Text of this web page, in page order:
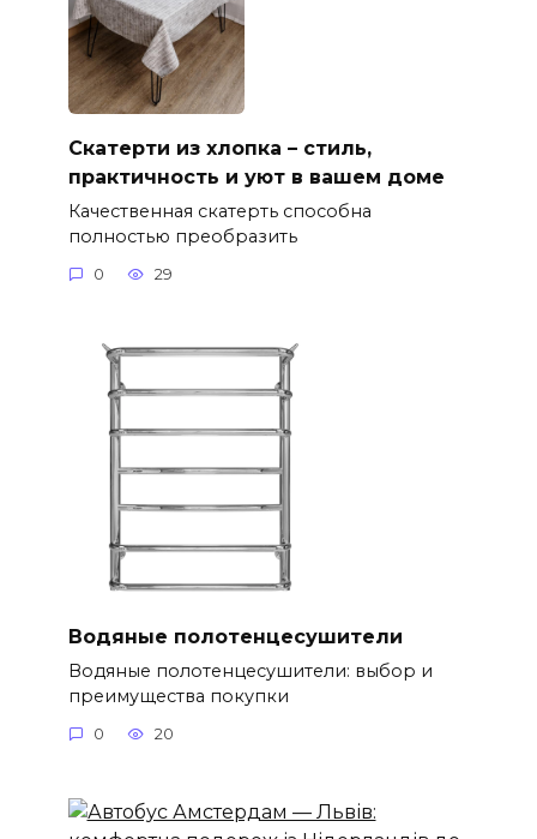
Скатерти из хлопка – стиль,
практичность и уют в вашем доме
Качественная скатерть способна
полностью преобразить
0 29
Водяные полотенцесушители
Водяные полотенцесушители: выбор и
преимущества покупки
0 20